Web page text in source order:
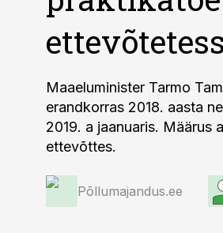
Maaeluminister Tarmo
erandkorras 2018. aasta
2019. a jaanuaris. Määrus
ettevõttes.
Põllumajandus.ee